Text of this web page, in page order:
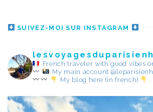
SUIVEZ-MOI SUR INSTAGRAM
French traveler with good vibes
My main account
My blog here (in french)